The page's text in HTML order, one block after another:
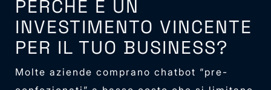
PERCHÉ È UN
INVESTIMENTO VINCENTE
PER IL TUO BUSINESS?
Molte aziende comprano chatbot “pre-